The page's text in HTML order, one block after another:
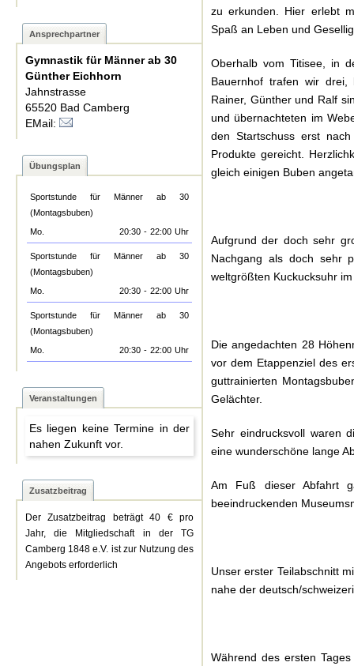
Ansprechpartner
Gymnastik für Männer ab 30
Günther Eichhorn
Jahnstrasse
65520 Bad Camberg
EMail:
Übungsplan
Sportstunde für Männer ab 30
(Montagsbuben)
Mo.
20:30 - 22:00 Uhr
Sportstunde für Männer ab 30
(Montagsbuben)
Mo.
20:30 - 22:00 Uhr
Sportstunde für Männer ab 30
(Montagsbuben)
Mo.
20:30 - 22:00 Uhr
Veranstaltungen
Es liegen keine Termine in der
nahen Zukunft vor.
Zusatzbeitrag
Der Zusatzbeitrag beträgt 40 € pro
Jahr, die Mitgliedschaft in der TG
Camberg 1848 e.V. ist zur Nutzung des
Angebots erforderlich
zu erkunden. Hier erlebt
Spaß an Leben und
Oberhalb vom Titisee, in
Bauernhof trafen wir drei,
Rainer, Günther und Ralf
und übernachteten im
den Startschuss erst
Produkte gereicht.
gleich einigen Buben
Aufgrund der doch sehr
Nachgang als doch sehr
weltgrößten Kuckucksuhr
Die angedachten 28
vor dem Etappenziel des
guttrainierten
Gelächter.
Sehr eindrucksvoll waren
eine wunderschöne lange
Am Fuß dieser Abfahrt
beeindruckenden
Unser erster Teilabschnitt
nahe der deutsch/
Während des ersten